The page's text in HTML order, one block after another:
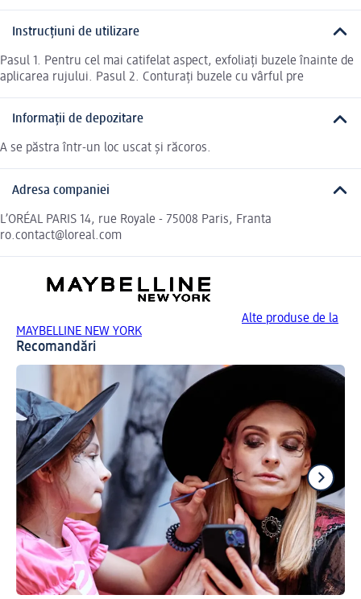
Instrucțiuni de utilizare
Pasul 1. Pentru cel mai catifelat aspect, exfoliați buzele înainte de
aplicarea rujului. Pasul 2. Conturați buzele cu vârful pre
Informații de depozitare
A se păstra într-un loc uscat și răcoros.
Adresa companiei
L’ORÉAL PARIS 14, rue Royale - 75008 Paris, Franta
ro.contact@loreal.com
Alte produse de la
MAYBELLINE NEW YORK
Recomandări